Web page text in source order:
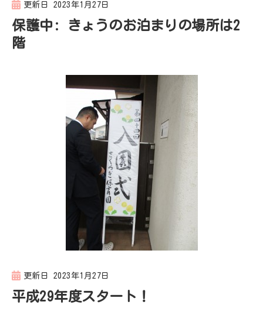
更新日 2023年1月27日
保護中: きょうのお泊まりの場所は2
階
更新日 2023年1月27日
平成29年度スタート！